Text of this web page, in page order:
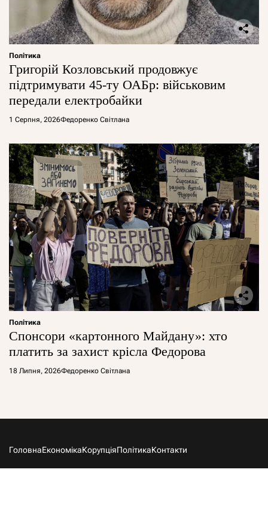
Політика
Григорій Козловський продовжує
підтримувати 45-ту ОАБр: військовим
передали електробайки
1 Серпня, 2026Федоренко Світлана
Політика
Спонсори «картонного Майдану»: хто
платить за захист крісла Федорова
18 Липня, 2026Федоренко Світлана
ГоловнаЕкономікаКорупціяПолітикаКонтакти